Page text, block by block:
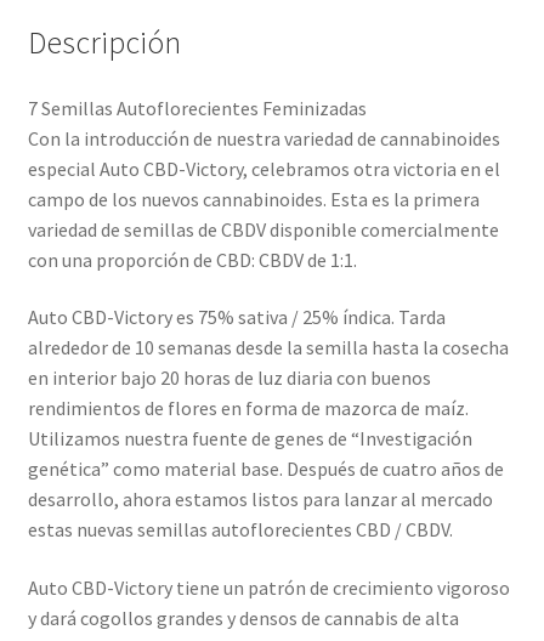
Descripción
7 Semillas Autoflorecientes Feminizadas
Con la introducción de nuestra variedad de cannabinoides
especial Auto CBD-Victory, celebramos otra victoria en el
campo de los nuevos cannabinoides. Esta es la primera
variedad de semillas de CBDV disponible comercialmente
con una proporción de CBD: CBDV de 1:1.
Auto CBD-Victory es 75% sativa / 25% índica. Tarda
alrededor de 10 semanas desde la semilla hasta la cosecha
en interior bajo 20 horas de luz diaria con buenos
rendimientos de flores en forma de mazorca de maíz.
Utilizamos nuestra fuente de genes de “Investigación
genética” como material base. Después de cuatro años de
desarrollo, ahora estamos listos para lanzar al mercado
estas nuevas semillas autoflorecientes CBD / CBDV.
Auto CBD-Victory tiene un patrón de crecimiento vigoroso
y dará cogollos grandes y densos de cannabis de alta